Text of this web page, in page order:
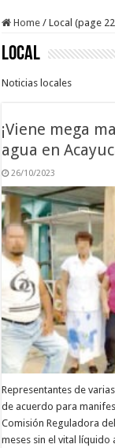
Home / Local (page
Local
Noticias locales
¡Viene mega
agua en
26/10/2023
Representantes de
de acuerdo para
Comisión Reguladora
meses sin el vital